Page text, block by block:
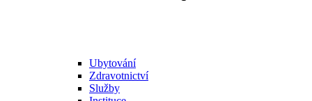
Ubytování
Zdravotnictví
Služby